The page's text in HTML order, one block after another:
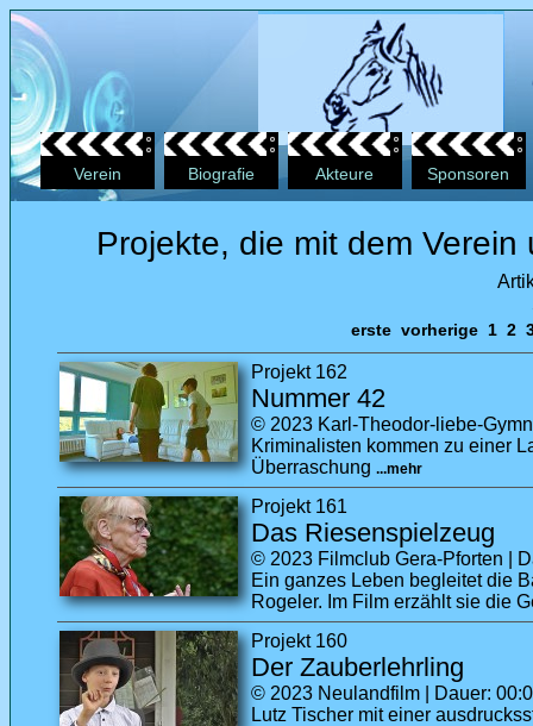
Verein Biografie Akteure Sponsoren
Projekte, die mit dem
erste vorherige 1 2
Projekt 162
Nummer 42
© 2023 Karl-Theodor-liebe-
Kriminalisten kommen zu einer
Überraschung ...mehr
Projekt 161
Das Riesenspielzeug
© 2023 Filmclub Gera-Pforten |
Ein ganzes Leben begleitet die
Rogeler. Im Film erzählt sie die
Projekt 160
Der Zauberlehrling
© 2023 Neulandfilm | Dauer:
Lutz Tischer mit einer